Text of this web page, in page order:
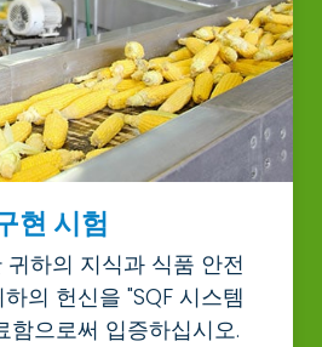
현 시험
귀하의 지식과 식품 안전
의 헌신을 "SQF 시스템
함으로써 입증하십시오.